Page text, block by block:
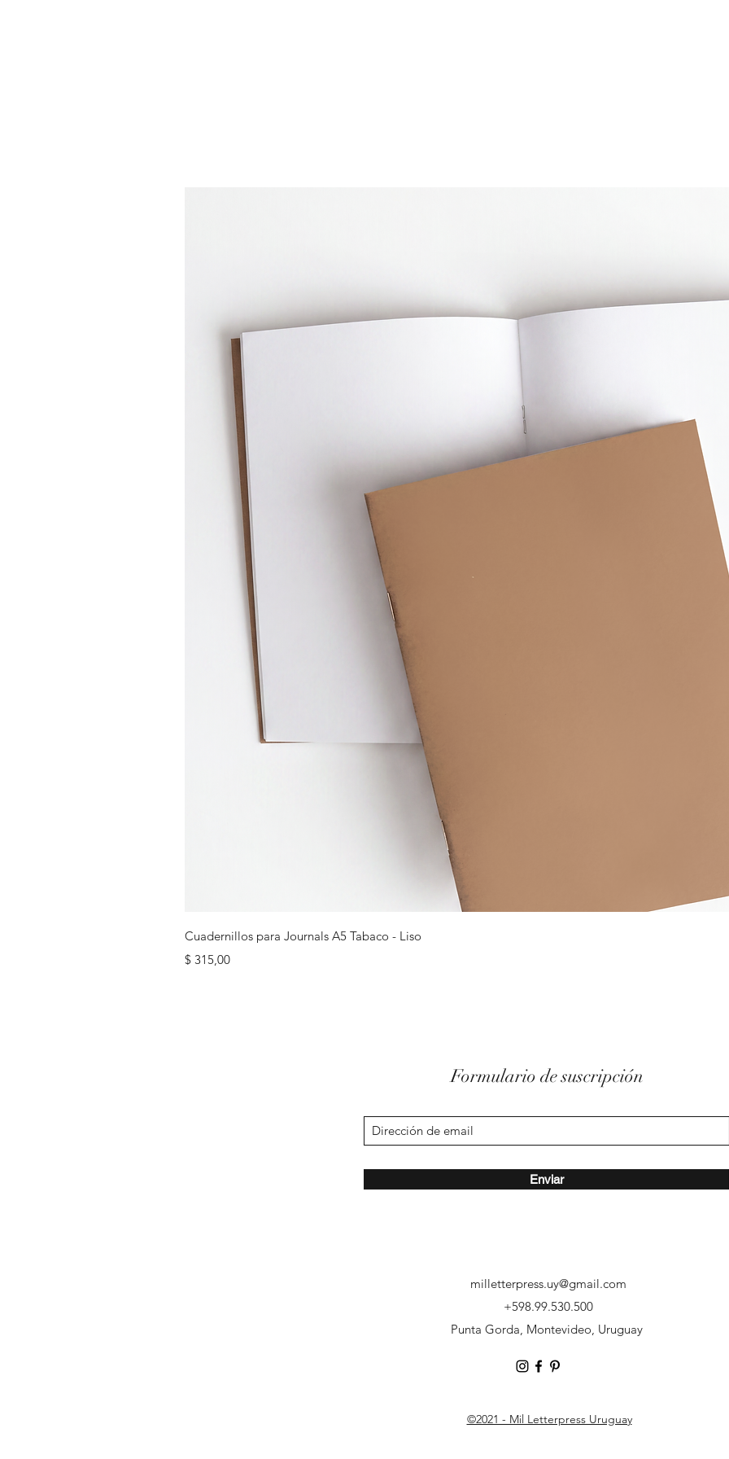
Cuadernillos para Journals A5 Tabaco - Liso
Precio
$ 315,00
Formulario de suscripción
Enviar
milletterpress.uy@gmail.com
‭+598.99.530.500
Punta Gorda, Montevideo, Uruguay
©2021 - Mil Letterpress Uruguay